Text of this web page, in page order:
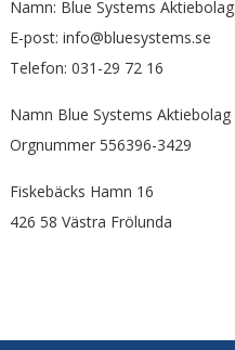
Namn: Blue Systems Aktiebolag
E-post: info@bluesystems.se
Telefon: 031-29 72 16
Namn Blue Systems Aktiebolag
Orgnummer 556396-3429
Fiskebäcks Hamn 16
426 58 Västra Frölunda